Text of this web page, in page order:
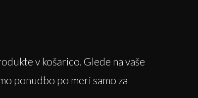
v košarico. Glede na vaše
ponudbo po meri samo za